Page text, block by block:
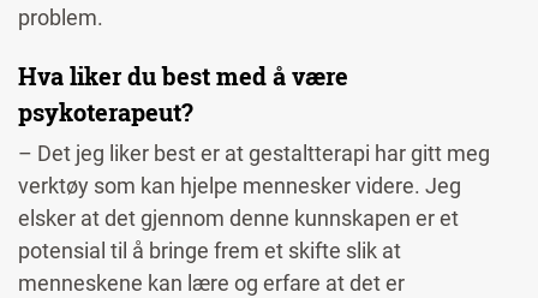
problem.
Hva liker du best med å være
psykoterapeut?
– Det jeg liker best er at gestaltterapi har gitt meg
verktøy som kan hjelpe mennesker videre. Jeg
elsker at det gjennom denne kunnskapen er et
potensial til å bringe frem et skifte slik at
menneskene kan lære og erfare at det er